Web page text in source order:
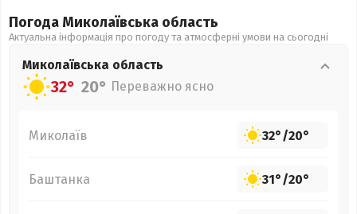
Погода Миколаївська область
Актуальна інформація про погоду та атмосферні умови на сьогодні
Миколаївська область
32° 20° Переважно ясно
Миколаїв 32°/20°
Баштанка 31°/20°